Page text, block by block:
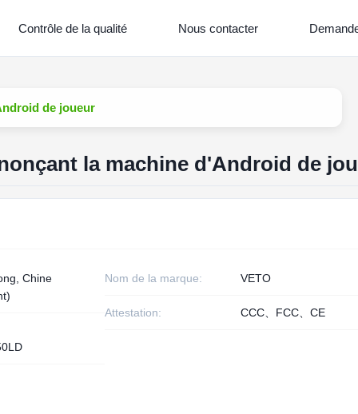
Contrôle de la qualité Nous contacter
de joueur
la machine d'Android de
Chine
Nom de la marque: VETO
Attestation: CCC、FCC、CE